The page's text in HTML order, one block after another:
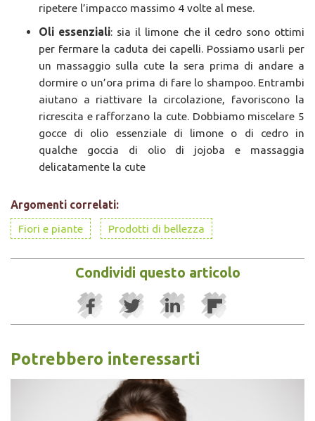
ripetere l’impacco massimo 4 volte al mese.
Oli essenziali: sia il limone che il cedro sono ottimi
per fermare la caduta dei capelli. Possiamo usarli per
un massaggio sulla cute la sera prima di andare a
dormire o un’ora prima di fare lo shampoo. Entrambi
aiutano a riattivare la circolazione, favoriscono la
ricrescita e rafforzano la cute. Dobbiamo miscelare 5
gocce di olio essenziale di limone o di cedro in
qualche goccia di olio di jojoba e massaggia
delicatamente la cute
Argomenti correlati:
Fiori e piante
Prodotti di bellezza
Condividi questo articolo
Potrebbero interessarti